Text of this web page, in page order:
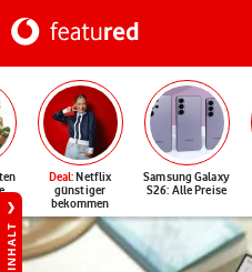
Deal: Netflix
günstiger
bekommen
Samsung Galaxy
S26: Alle Preise
INHALT